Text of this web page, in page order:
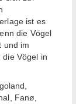
ist es
die Vögel
und im
die Vögel in
Fanø,